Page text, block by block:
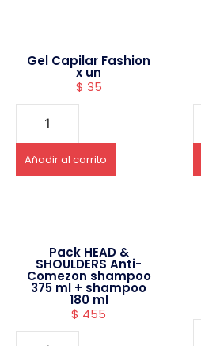
Gel Capilar Fashion
x un
$ 35
Añadir al carrito
Pack HEAD &
SHOULDERS Anti-
Comezon shampoo
375 ml + shampoo
180 ml
$ 455